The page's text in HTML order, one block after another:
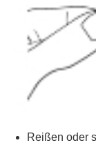
Reißen oder